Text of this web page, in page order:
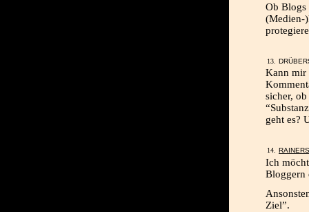
Ob Blogs
(Medien-
Kann mir
sicher,
geht es?
Ich
Bloggern
Ziel”.